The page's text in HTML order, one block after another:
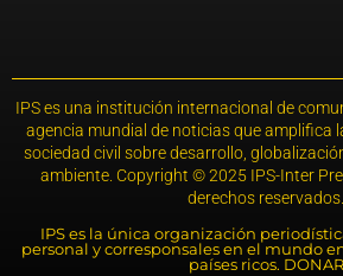
IPS es una institución internacional de
agencia mundial de noticias que amplifica
sociedad civil sobre desarrollo,
ambiente. Copyright © 2025 IPS-Inter
derechos reservados.
IPS es la única organización
personal y corresponsales en el mundo
países ricos. DONAR